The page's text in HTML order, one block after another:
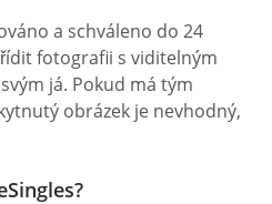
a schváleno do 24
fotografii s viditelným
já. Pokud má tým
obrázek je nevhodný,